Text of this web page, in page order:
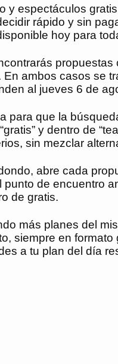
y espectáculos
rápido y sin
hoy para
propuestas
ambos casos se
al jueves 6 de
para que la
y dentro de
sin mezclar
abre cada
punto de encuentro
de gratis.
más planes del
siempre en
a tu plan del día